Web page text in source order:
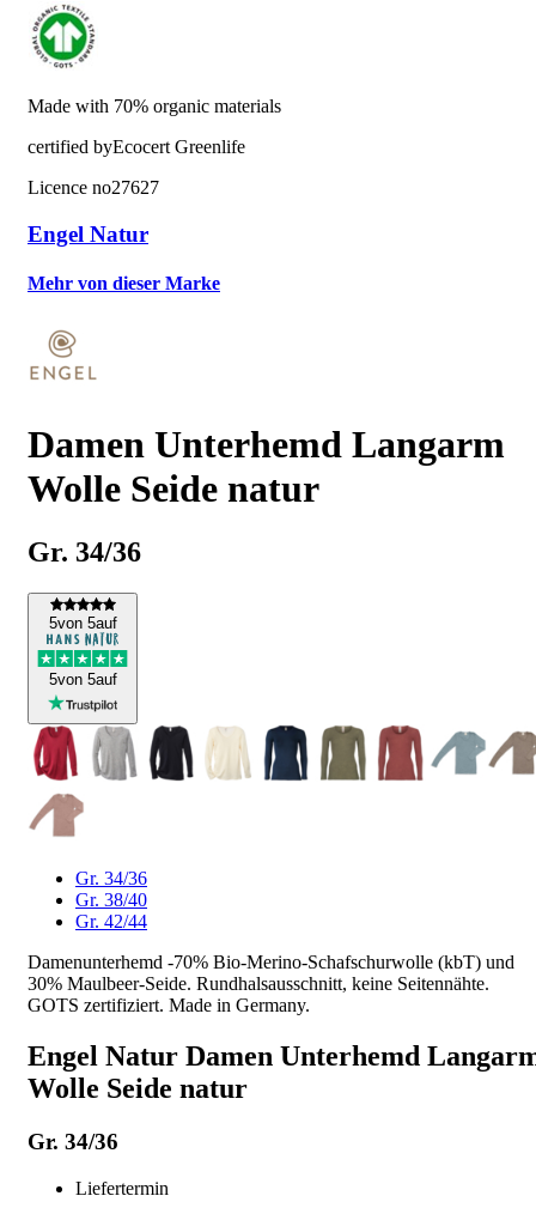
Made with 70% organic materials
certified byEcocert Greenlife
Licence no27627
Engel Natur
Mehr von dieser Marke
Damen Unterhemd Langarm
Wolle Seide natur
Gr. 34/36
5von 5auf
5von 5auf
Gr. 34/36
Gr. 38/40
Gr. 42/44
Damenunterhemd -70% Bio-Merino-Schafschurwolle (kbT) und
30% Maulbeer-Seide. Rundhalsausschnitt, keine Seitennähte.
GOTS zertifiziert. Made in Germany.
Engel Natur Damen Unterhemd
Wolle Seide natur
Gr. 34/36
Liefertermin